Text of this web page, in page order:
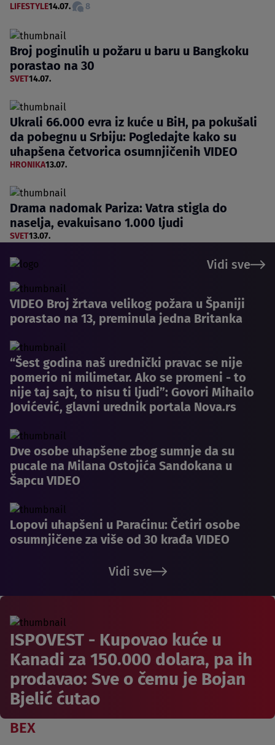
LIFESTYLE14.07. 8
Broj poginulih u požaru u baru u Bangkoku
porastao na 30
SVET14.07.
Ukrali 66.000 evra iz kuće u BiH, pa pokušali
da pobegnu u Srbiju: Pogledajte kako su
uhapšena četvorica osumnjičenih VIDEO
HRONIKA13.07.
Drama nadomak Pariza: Vatra stigla do
naselja, evakuisano 1.000 ljudi
SVET13.07.
Vidi sve
VIDEO Broj žrtava velikog požara u Španiji
porastao na 13, preminula jedna Britanka
“Šest godina naš urednički pravac se nije
pomerio ni milimetar. Ako se promeni - to
nije taj sajt, to nisu ti ljudi”: Govori Mihailo
Jovićević, glavni urednik portala Nova.rs
Dve osobe uhapšene zbog sumnje da su
pucale na Milana Ostojića Sandokana u
Šapcu VIDEO
Lopovi uhapšeni u Paraćinu: Četiri osobe
osumnjičene za više od 30 krađa VIDEO
Vidi sve
ISPOVEST - Kupovao kuće u
Kanadi za 150.000 dolara, pa ih
prodavao: Sve o čemu je Bojan
Bjelić ćutao
BEX